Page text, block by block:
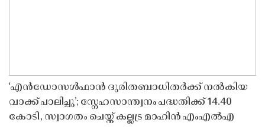
‘എൻഡോസൾഫാൻ ദുരിതബാധിതർക്ക് നൽകിയ
വാക്ക് പാലിച്ചു’; സ്നേഹസാന്ത്വനം പദ്ധതിക്ക് 14.40
കോടി, സ്വാഗതം ചെയ്ത് കല്ലട്ര മാഹിൻ എംഎൽഎ